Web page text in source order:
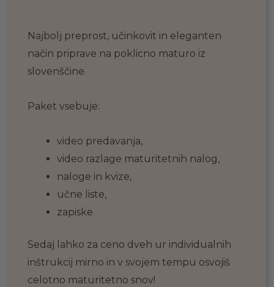
Najbolj preprost, učinkovit in eleganten
način priprave na poklicno maturo iz
slovenščine.
Paket vsebuje:
video predavanja,
video razlage maturitetnih nalog,
naloge in kvize,
učne liste,
zapiske
Sedaj lahko za ceno dveh ur individualnih
inštrukcij mirno in v svojem tempu osvojiš
celotno maturitetno snov!